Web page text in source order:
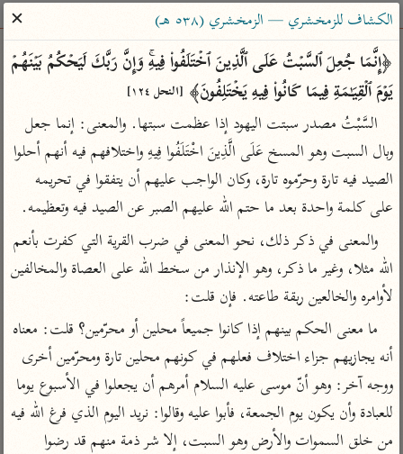
ساهم معنا في نشر القرآن والعلم الشرعي
الباحث القرآني
بحث علوم مصاحف
Type 2 or more characters for results.
Type 1 or more
characters for results.
أمّهات
تفسير الطبري
تفسير ابن كثير
تفسير القرطبي
تفسير البغوي
جمع الأقوال
تفسير ابن الجوزي
عامّة
فتح البيان للقنوجي
فتح القدير للشوكاني
تفسير ابن جزي
موسوعات
تفسير الآلوسي
تفسير الرازي
معاصرة
الميسر
تفسير السعدي
أيسر التفاسير
القرآن – تدبر وعمل
تفسير ابن عثيمين
الكشاف للزمخشري — الزمخشري (٥٣٨ هـ)
✕
یَوۡمَ ٱلۡقِیَـٰمَةِ فِیمَا كَانُوا۟ فِیهِ یَخۡتَلِفُونَ﴾ [النحل ١٢٤]
على كلمة واحدة بعد ما حتم الله عليهم الصبر عن الصيد فيه وتعظيمه.
لأوامره والخالعين ربقة طاعته. فإن قلت: